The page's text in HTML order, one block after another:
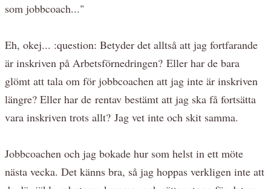
som jobbcoach..."
Eh, okej... :question: Betyder det alltså att jag fortfarande
är inskriven på Arbetsförnedringen? Eller har de bara
glömt att tala om för jobbcoachen att jag inte är inskriven
längre? Eller har de rentav bestämt att jag ska få fortsätta
vara inskriven trots allt? Jag vet inte och skit samma.
Jobbcoachen och jag bokade hur som helst in ett möte
nästa vecka. Det känns bra, så jag hoppas verkligen inte att